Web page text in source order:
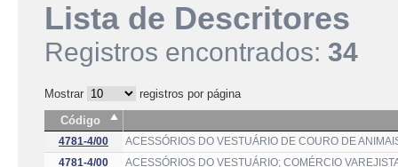
Lista de Descritores
Registros encontrados: 34
Mostrar
registros por página
Código
4781-4/00
ACESSÓRIOS DO VESTUÁRIO DE COURO DE
4781-4/00
ACESSÓRIOS DO VESTUÁRIO; COMÉRCIO